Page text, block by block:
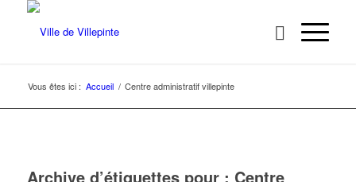
Vous êtes ici : Accueil / Centre administratif villepinte
Archive d’étiquettes pour : Centre